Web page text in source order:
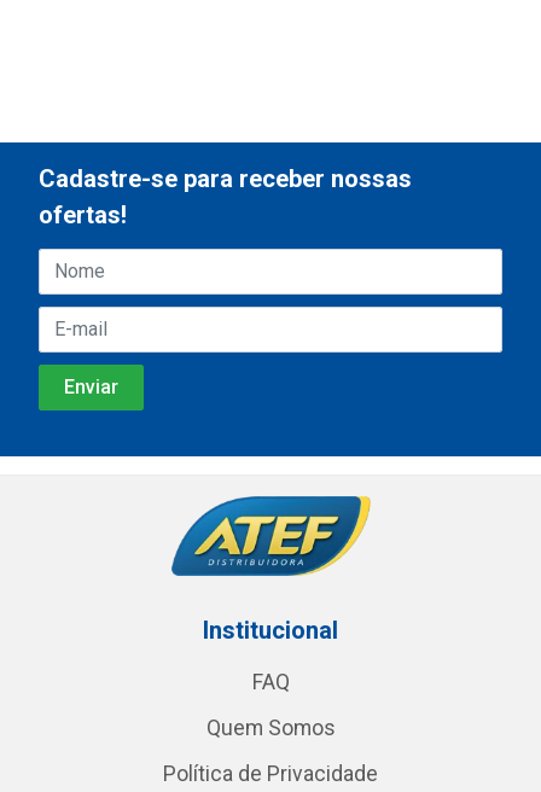
Cadastre-se para receber nossas
ofertas!
Institucional
FAQ
Quem Somos
Política de Privacidade